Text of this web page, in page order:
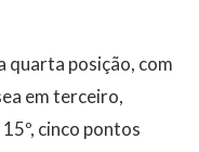
quarta posição, com
em terceiro,
cinco pontos